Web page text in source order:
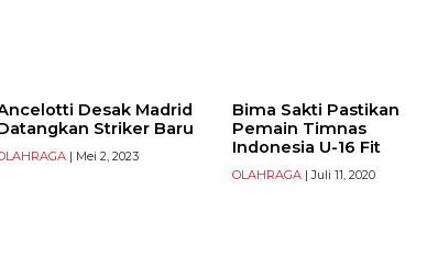
Desak Madrid
Striker Baru
| Mei 2, 2023
Bima Sakti Pastikan
Pemain Timnas
Indonesia U-16 Fit
OLAHRAGA| Juli 11, 2020